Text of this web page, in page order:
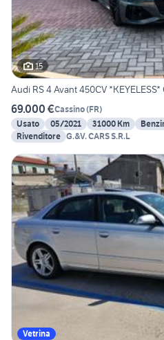
15
Audi RS 4 Avant 450CV *KEYELESS*
69.000 €Cassino(FR)
Usato
05/2021 31000 Km
Rivenditore G.&V. CARS S.R.L
Vetrina